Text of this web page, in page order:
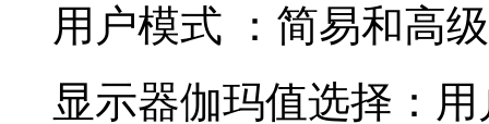
用户模式 ：简易和高
显示器伽玛值选择：